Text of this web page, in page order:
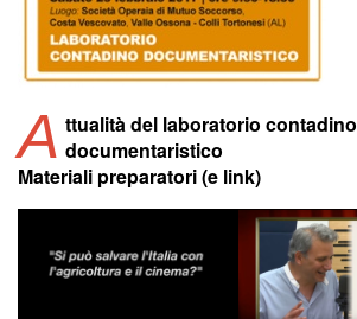
A ttualità del laboratorio contadino
documentaristico
Materiali preparatori (e link)